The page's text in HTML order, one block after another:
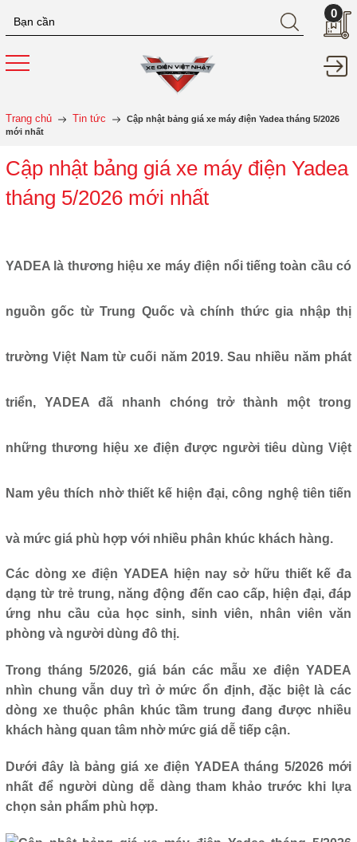
0
Trang chủ Tin tức
Cập nhật bảng giá xe máy điện Yadea tháng 5/2026
mới nhất
Cập nhật bảng giá xe máy điện Yadea
tháng 5/2026 mới nhất
YADEA là thương hiệu xe máy điện nổi tiếng toàn cầu có
nguồn gốc từ Trung Quốc và chính thức gia nhập thị
trường Việt Nam từ cuối năm 2019. Sau nhiều năm phát
triển, YADEA đã nhanh chóng trở thành một trong
những thương hiệu xe điện được người tiêu dùng Việt
Nam yêu thích nhờ thiết kế hiện đại, công nghệ tiên tiến
và mức giá phù hợp với nhiều phân khúc khách hàng.
Các dòng xe điện YADEA hiện nay sở hữu thiết kế đa
dạng từ trẻ trung, năng động đến cao cấp, hiện đại, đáp
ứng nhu cầu của học sinh, sinh viên, nhân viên văn
phòng và người dùng đô thị.
Trong tháng 5/2026, giá bán các mẫu xe điện YADEA
nhìn chung vẫn duy trì ở mức ổn định, đặc biệt là các
dòng xe thuộc phân khúc tầm trung đang được nhiều
khách hàng quan tâm nhờ mức giá dễ tiếp cận.
Dưới đây là bảng giá xe điện YADEA tháng 5/2026 mới
nhất để người dùng dễ dàng tham khảo trước khi lựa
chọn sản phẩm phù hợp.